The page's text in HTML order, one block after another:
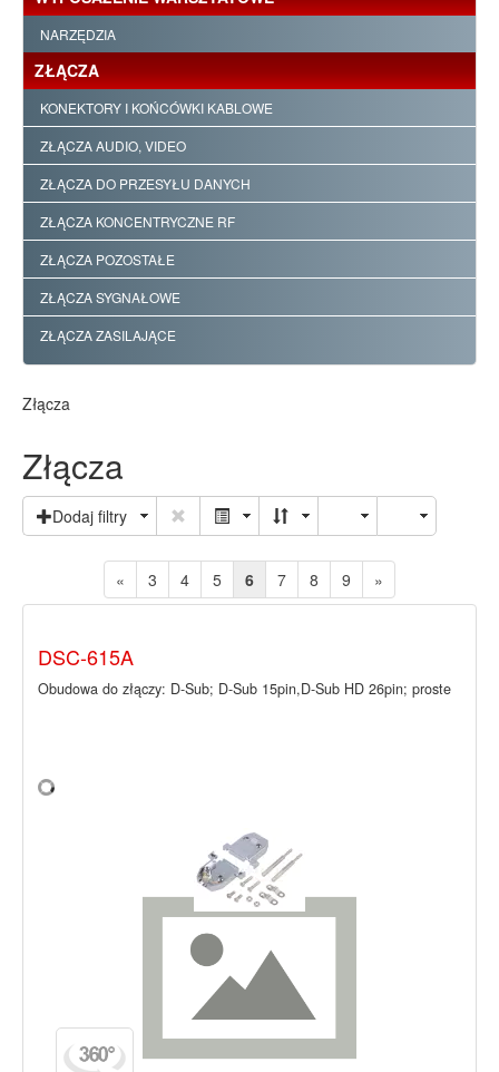
NARZĘDZIA
ZŁĄCZA
KONEKTORY I KOŃCÓWKI KABLOWE
ZŁĄCZA AUDIO, VIDEO
ZŁĄCZA DO PRZESYŁU DANYCH
ZŁĄCZA KONCENTRYCZNE RF
ZŁĄCZA POZOSTAŁE
ZŁĄCZA SYGNAŁOWE
ZŁĄCZA ZASILAJĄCE
Złącza
Złącza
Dodaj filtry
« 3 4 5 6 7 8 9 »
DSC-615A
Obudowa do złączy: D-Sub; D-Sub 15pin,D-Sub HD 26pin; proste